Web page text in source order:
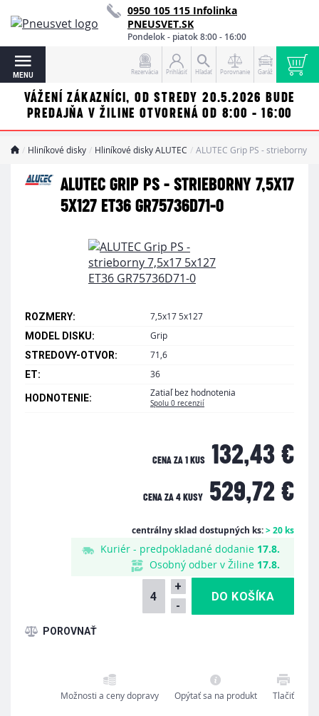
0950 105 115 Infolinka
PNEUSVET.SK
Pondelok - piatok 8:00 - 16:00
MENU Rezervácia Prihlásiť Hľadať Porovnanie Garáž
VÁŽENÍ ZÁKAZNÍCI, OD STREDY 20.5.2026 BUDE
PREDAJŇA V ŽILINE OTVORENÁ OD 8:00 - 16:00
Hliníkové disky Hliníkové disky ALUTEC ALUTEC Grip PS - strieborny
ALUTEC GRIP PS - STRIEBORNY 7,5X17
5X127 ET36 GR75736D71-0
ROZMERY: 7,5x17 5x127
MODEL DISKU: Grip
STREDOVY-OTVOR: 71,6
ET: 36
HODNOTENIE: Zatiaľ bez hodnotenia
Spolu 0 recenzií
CENA ZA 1 KUS 132,43 €
CENA ZA 4 KUSY 529,72 €
centrálny sklad dostupných ks:> 20 ks
Kuriér - predpokladané dodanie 17.8.
Osobný odber v Žiline 17.8.
+
-
Možnosti a ceny dopravy Opýtať sa na produkt Tlačiť